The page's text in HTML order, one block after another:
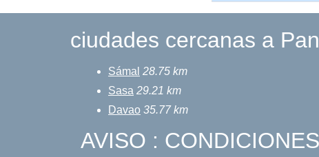
ciudades cercanas a
Sámal 28.75 km
Sasa 29.21 km
Davao 35.77 km
AVISO :